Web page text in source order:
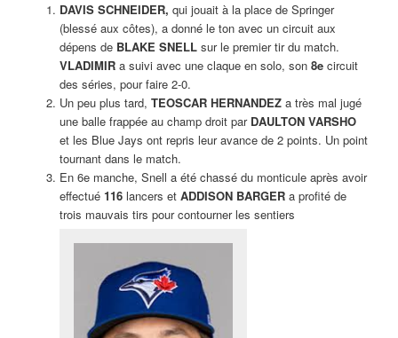
DAVIS SCHNEIDER, qui jouait à la place de Springer
(blessé aux côtes), a donné le ton avec un circuit aux
dépens de BLAKE SNELLsur le premier tir du match.
VLADIMIRa suivi avec une claque en solo, son 8ecircuit
des séries, pour faire 2-0.
Un peu plus tard, TEOSCAR HERNANDEZa très mal jugé
une balle frappée au champ droit par DAULTON VARSHO
et les Blue Jays ont repris leur avance de 2 points. Un point
tournant dans le match.
En 6e manche, Snell a été chassé du monticule après avoir
effectué 116lancers et ADDISON BARGERa profité de
trois mauvais tirs pour contourner les sentiers